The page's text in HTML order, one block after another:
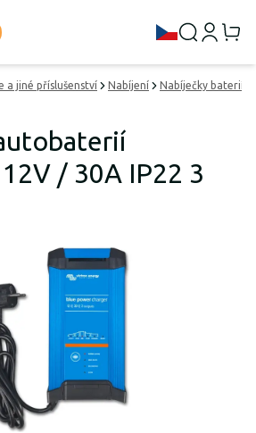
a jiné příslušenství Nabíjení Nabíječky baterií
/ 30A IP22 3